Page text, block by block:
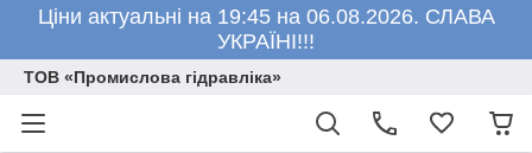
Ціни актуальні на 19:45 на 06.08.2026. СЛАВА
УКРАЇНІ!!!
ТОВ «Промислова гідравліка»